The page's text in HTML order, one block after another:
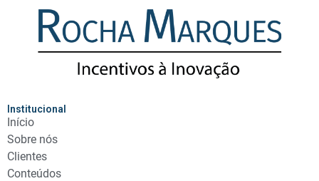
Institucional
Início
Sobre nós
Clientes
Conteúdos